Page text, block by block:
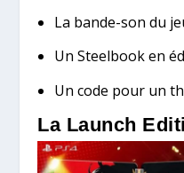
La bande-son du
Un Steelbook en
Un code pour un
La Launch